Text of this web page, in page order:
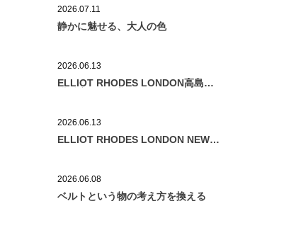
2026.07.11
静かに魅せる、大人の色
2026.06.13
ELLIOT RHODES LONDON高島屋
2026.06.13
ELLIOT RHODES LONDON NEW
2026.06.08
ベルトという物の考え方を換える